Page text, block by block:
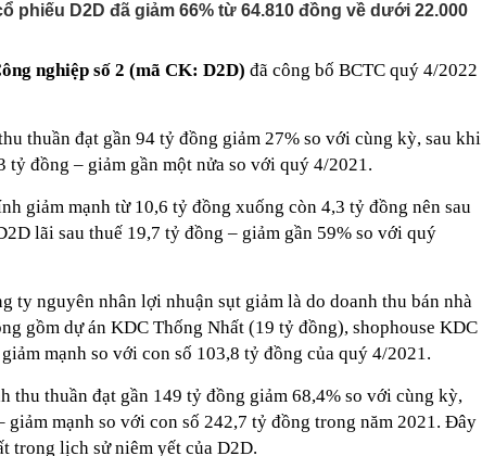
phiếu D2D đã giảm 66% từ 64.810 đồng về dưới 22.000
nghiệp số 2 (mã CK: D2D) đã công bố BCTC quý 4/2022
thuần đạt gần 94 tỷ đồng giảm 27% so với cùng kỳ, sau khi
tỷ đồng – giảm gần một nửa so với quý 4/2021.
giảm mạnh từ 10,6 tỷ đồng xuống còn 4,3 tỷ đồng nên sau
lãi sau thuế 19,7 tỷ đồng – giảm gần 59% so với quý
ty nguyên nhân lợi nhuận sụt giảm là do doanh thu bán nhà
gồm dự án KDC Thống Nhất (19 tỷ đồng), shophouse KDC
mạnh so với con số 103,8 tỷ đồng của quý 4/2021.
thu thuần đạt gần 149 tỷ đồng giảm 68,4% so với cùng kỳ,
giảm mạnh so với con số 242,7 tỷ đồng trong năm 2021. Đây
trong lịch sử niêm yết của D2D.